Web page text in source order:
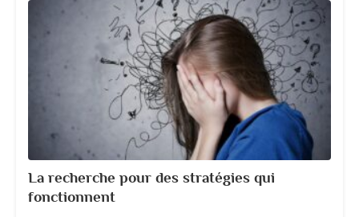
La recherche pour des stratégies qui
fonctionnent